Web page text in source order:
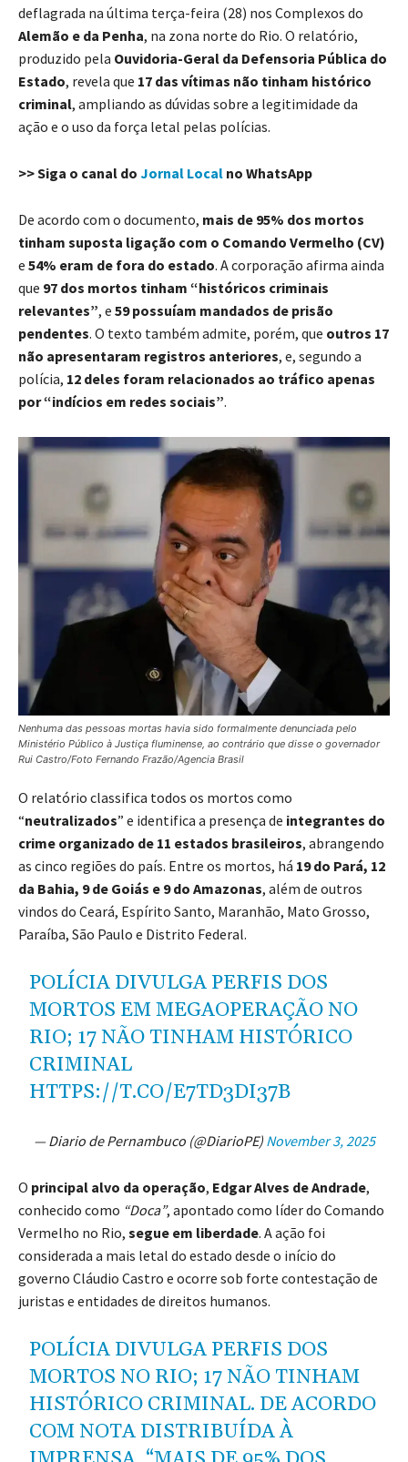
deflagrada na última terça-feira (28) nos Complexos do
Alemão e da Penha, na zona norte do Rio. O relatório,
produzido pela Ouvidoria-Geral da Defensoria Pública do
Estado, revela que 17 das vítimas não tinham histórico
criminal, ampliando as dúvidas sobre a legitimidade da
ação e o uso da força letal pelas polícias.
>> Siga o canal do Jornal Local no WhatsApp
De acordo com o documento, mais de 95% dos mortos
tinham suposta ligação com o Comando Vermelho (CV)
e 54% eram de fora do estado. A corporação afirma ainda
que 97 dos mortos tinham “históricos criminais
relevantes”, e 59 possuíam mandados de prisão
pendentes. O texto também admite, porém, que outros 17
não apresentaram registros anteriores, e, segundo a
polícia, 12 deles foram relacionados ao tráfico apenas
por “indícios em redes sociais”.
Nenhuma das pessoas mortas havia sido formalmente denunciada pelo
Ministério Público à Justiça fluminense, ao contrário que disse o governador
Rui Castro/Foto Fernando Frazão/Agencia Brasil
O relatório classifica todos os mortos como
“neutralizados” e identifica a presença de integrantes do
crime organizado de 11 estados brasileiros, abrangendo
as cinco regiões do país. Entre os mortos, há 19 do Pará, 12
da Bahia, 9 de Goiás e 9 do Amazonas, além de outros
vindos do Ceará, Espírito Santo, Maranhão, Mato Grosso,
Paraíba, São Paulo e Distrito Federal.
POLÍCIA DIVULGA PERFIS DOS
MORTOS EM MEGAOPERAÇÃO NO
RIO; 17 NÃO TINHAM HISTÓRICO
CRIMINAL
HTTPS://T.CO/E7TD3DI37B
— Diario de Pernambuco (@DiarioPE) November 3, 2025
O principal alvo da operação, Edgar Alves de Andrade,
conhecido como “Doca”, apontado como líder do Comando
Vermelho no Rio, segue em liberdade. A ação foi
considerada a mais letal do estado desde o início do
governo Cláudio Castro e ocorre sob forte contestação de
juristas e entidades de direitos humanos.
POLÍCIA DIVULGA PERFIS DOS
MORTOS NO RIO; 17 NÃO TINHAM
HISTÓRICO CRIMINAL. DE ACORDO
COM NOTA DISTRIBUÍDA À